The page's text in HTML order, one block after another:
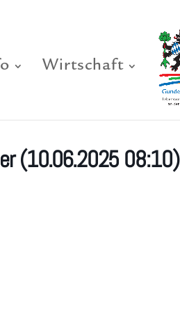
Wirtschaft
(10.06.2025 08:10)